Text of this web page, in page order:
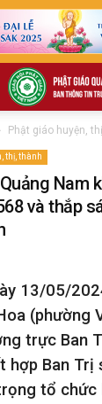
Phật giáo huyện,
thị, thành
Nam
và thắp
13/05/
(phường
trực Ban
hợp Ban
tổ chức